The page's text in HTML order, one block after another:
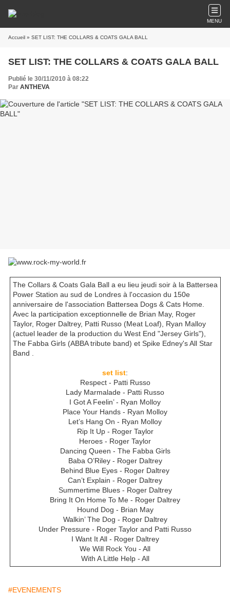
MENU
Accueil » SET LIST: THE COLLARS & COATS GALA BALL
SET LIST: THE COLLARS & COATS GALA BALL
Publié le 30/11/2010 à 08:22
Par ANTHEVA
The Collars & Coats Gala Ball a eu lieu jeudi soir à la Battersea
Power Station au sud de Londres à l'occasion du 150e
anniversaire de l'association Battersea Dogs & Cats Home.
Avec la participation exceptionnelle de Brian May, Roger
Taylor, Roger Daltrey, Patti Russo (Meat Loaf), Ryan Malloy
(actuel leader de la production du West End "Jersey Girls"),
The Fabba Girls (ABBA tribute band) et Spike Edney's All Star
Band .
set list:
Respect - Patti Russo
Lady Marmalade - Patti Russo
I Got A Feelin’ - Ryan Molloy
Place Your Hands - Ryan Molloy
Let’s Hang On - Ryan Molloy
Rip It Up - Roger Taylor
Heroes - Roger Taylor
Dancing Queen - The Fabba Girls
Baba O’Riley - Roger Daltrey
Behind Blue Eyes - Roger Daltrey
Can’t Explain - Roger Daltrey
Summertime Blues - Roger Daltrey
Bring It On Home To Me - Roger Daltrey
Hound Dog - Brian May
Walkin’ The Dog - Roger Daltrey
Under Pressure - Roger Taylor and Patti Russo
I Want It All - Roger Daltrey
We Will Rock You - All
With A Little Help - All
#EVENEMENTS